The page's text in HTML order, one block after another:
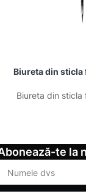
Biureta din sticla
Biureta din
te la